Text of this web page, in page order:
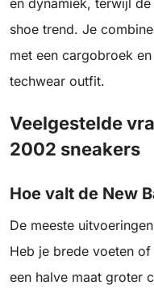
en dynamiek, terwijl
shoe trend. Je
met een cargobroek
techwear outfit.
Veelgestelde
2002 sneakers
Hoe valt de New
De meeste
Heb je brede voeten
een halve maat groter